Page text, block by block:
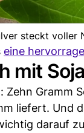
steckt voller
eine
mit
Zehn Gramm
liefert. Und
darauf